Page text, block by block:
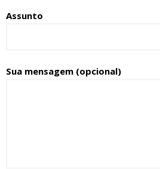
Assunto
Sua mensagem (opcional)